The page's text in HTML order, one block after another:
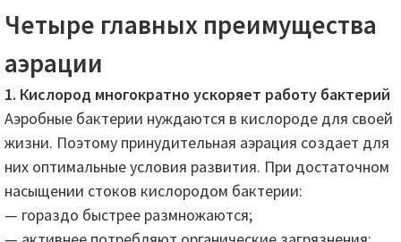
Четыре главных преимущества
аэрации
1. Кислород многократно ускоряет работу бактерий
Аэробные бактерии нуждаются в кислороде для своей
жизни. Поэтому принудительная аэрация создает для
них оптимальные условия развития. При достаточном
насыщении стоков кислородом бактерии:
— гораздо быстрее размножаются;